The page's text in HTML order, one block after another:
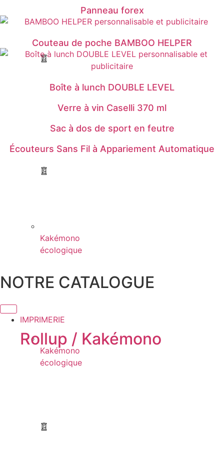
Kakémono
écologique
Kakémono
écologique
Panneau forex
Couteau de poche BAMBOO HELPER
Boîte à lunch DOUBLE LEVEL
Verre à vin Caselli 370 ml
Sac à dos de sport en feutre
Écouteurs Sans Fil à Appariement Automatique
NOTRE CATALOGUE
IMPRIMERIE
Rollup / Kakémono